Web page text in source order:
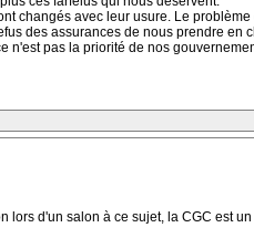
changés avec leur usure. Le
des assurances de nous prendre en
pas la priorité de nos
lors d'un salon à ce sujet, la CGC est